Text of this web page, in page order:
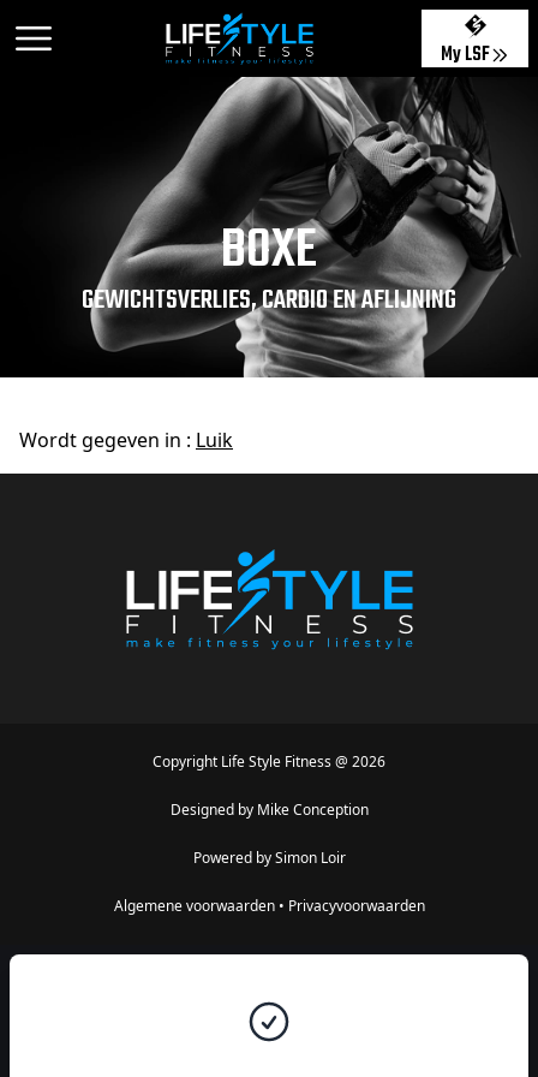
My LSF
BOXE
GEWICHTSVERLIES, CARDIO EN AFLIJNING
Wordt gegeven in : Luik
Copyright Life Style Fitness @ 2026
Designed by Mike Conception
Powered by Simon Loir
Algemene voorwaarden • Privacyvoorwaarden